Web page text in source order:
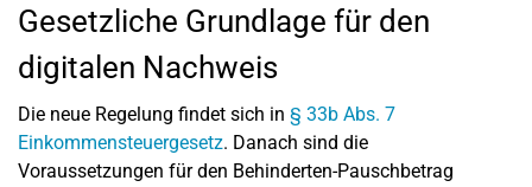
Gesetzliche Grundlage für den
digitalen Nachweis
Die neue Regelung findet sich in § 33b Abs. 7
Einkommensteuergesetz. Danach sind die
Voraussetzungen für den Behinderten-Pauschbetrag